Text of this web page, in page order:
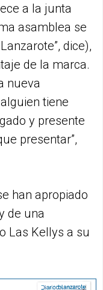
a la junta
asamblea se
dice),
de la marca.
nueva
tiene
y presente
presentar”,
han apropiado
de una
Las Kellys a su